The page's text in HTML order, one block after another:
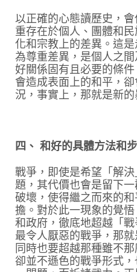
以正確的心態讀歷史，
重存在於個人、團體和
化和宗教上的差異。這
為尊重差異，是個人之
好關係固有且必要的條
會造成表面上的和平，
況，事實上，那就是新
四、 和好的具體方法和
戰爭，即使是希望「解
題，其代價也會是留下
破壞，使得繼之而來的
擔。對於此一現象的覺
和政府，徹底地超越「
最令人厭惡的戰爭，那
同時也要超越那種雖不
卻並不遜色的戰爭形式